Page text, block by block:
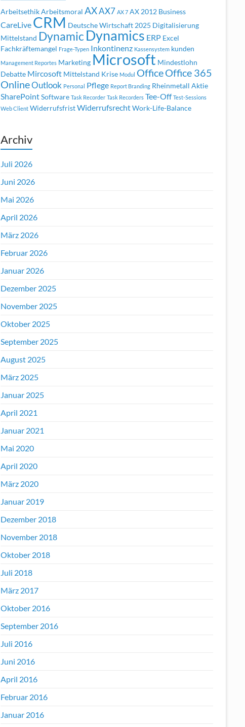
ArbeitsethikArbeitsmoral AXAX7 AX 7 AX 2012 Business
CareLive CRM Deutsche Wirtschaft 2025 Digitalisierung
Mittelstand Dynamic Dynamics ERP Excel
Fachkräftemangel Frage-Typen Inkontinenz Kassensystem kunden
Management Reportes Marketing Microsoft Mindestlohn
Debatte Mircosoft Mittelstand Krise Modul OfficeOffice 365
OnlineOutlook Personal Pflege Report Branding Rheinmetall Aktie
SharePointSoftware Task Recorder Task Recorders Tee-Off Test-Sessions
Web Client WiderrufsfristWiderrufsrechtWork-Life-Balance
Archiv
Juli 2026
Juni 2026
Mai 2026
April 2026
März 2026
Februar 2026
Januar 2026
Dezember 2025
November 2025
Oktober 2025
September 2025
August 2025
März 2025
Januar 2025
April 2021
Januar 2021
Mai 2020
April 2020
März 2020
Januar 2019
Dezember 2018
November 2018
Oktober 2018
Juli 2018
März 2017
Oktober 2016
September 2016
Juli 2016
Juni 2016
April 2016
Februar 2016
Januar 2016